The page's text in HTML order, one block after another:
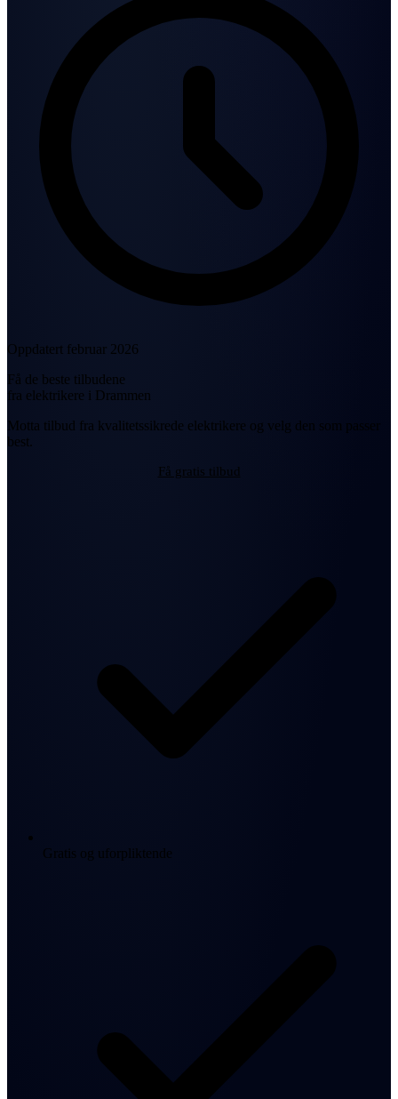
Oppdatert februar 2026
Få de beste tilbudene
fra elektrikere i Drammen
Motta tilbud fra kvalitetssikrede elektrikere og velg den som passer
best.
Få gratis tilbud
Gratis og uforpliktende